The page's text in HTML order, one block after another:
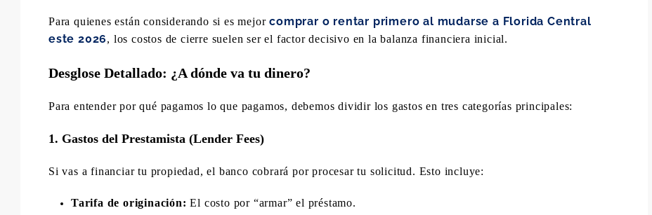
Para quienes están considerando si es mejorcomprar o rentar primero al mudarse a Florida Central
este 2026, los costos de cierre suelen ser el factor decisivo en la balanza financiera inicial.
Desglose Detallado: ¿A dónde va tu dinero?
Para entender por qué pagamos lo que pagamos, debemos dividir los gastos en tres categorías principales:
1. Gastos del Prestamista (Lender Fees)
Si vas a financiar tu propiedad, el banco cobrará por procesar tu solicitud. Esto incluye:
Tarifa de originación: El costo por “armar” el préstamo.